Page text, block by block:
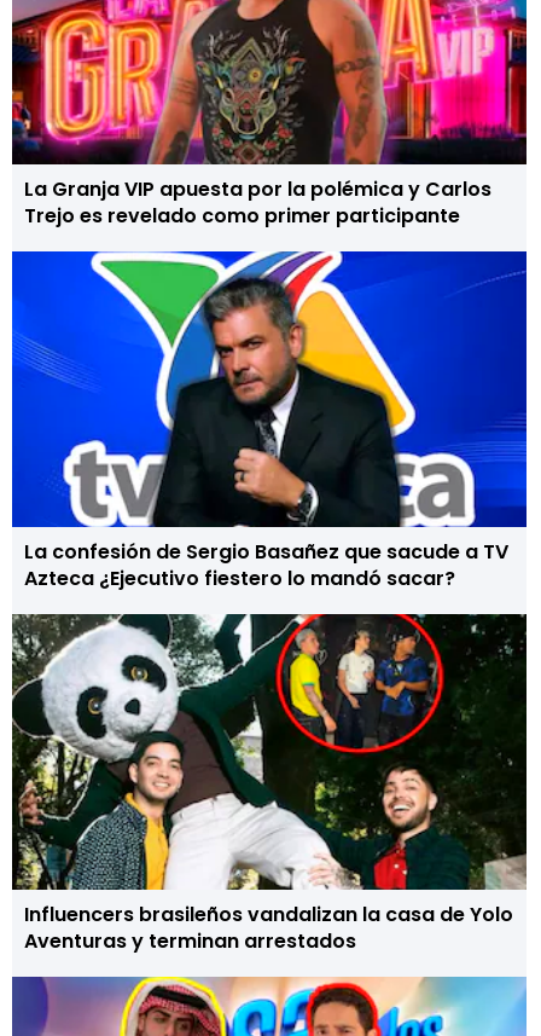
La Granja VIP apuesta por la polémica y Carlos
Trejo es revelado como primer participante
La confesión de Sergio Basañez que sacude a TV
Azteca ¿Ejecutivo fiestero lo mandó sacar?
Influencers brasileños vandalizan la casa de Yolo
Aventuras y terminan arrestados